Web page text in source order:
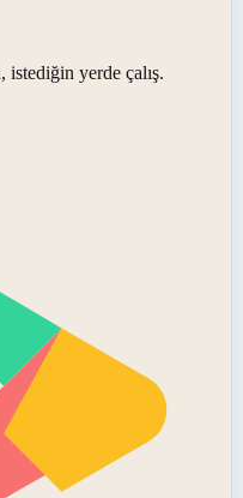
yerde çalış.